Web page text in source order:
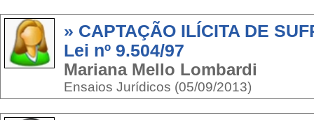
» CAPTAÇÃO ILÍCITA DE
Lei nº 9.504/97
Mariana Mello Lombardi
Ensaios Jurídicos (05/09/2013)